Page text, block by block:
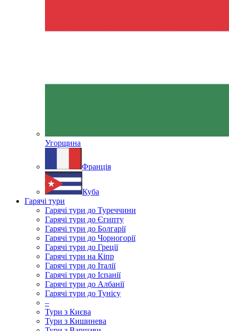
Угорщина
Франція
Куба
Гарячі тури
Гарячі тури до Туреччини
Гарячі тури до Єгипту
Гарячі тури до Болгарії
Гарячі тури до Чорногорії
Гарячі тури до Греції
Гарячі тури на Кіпр
Гарячі тури до Італії
Гарячі тури до Іспанії
Гарячі тури до Албанії
Гарячі тури до Тунісу
–
Тури з Києва
Тури з Кишинева